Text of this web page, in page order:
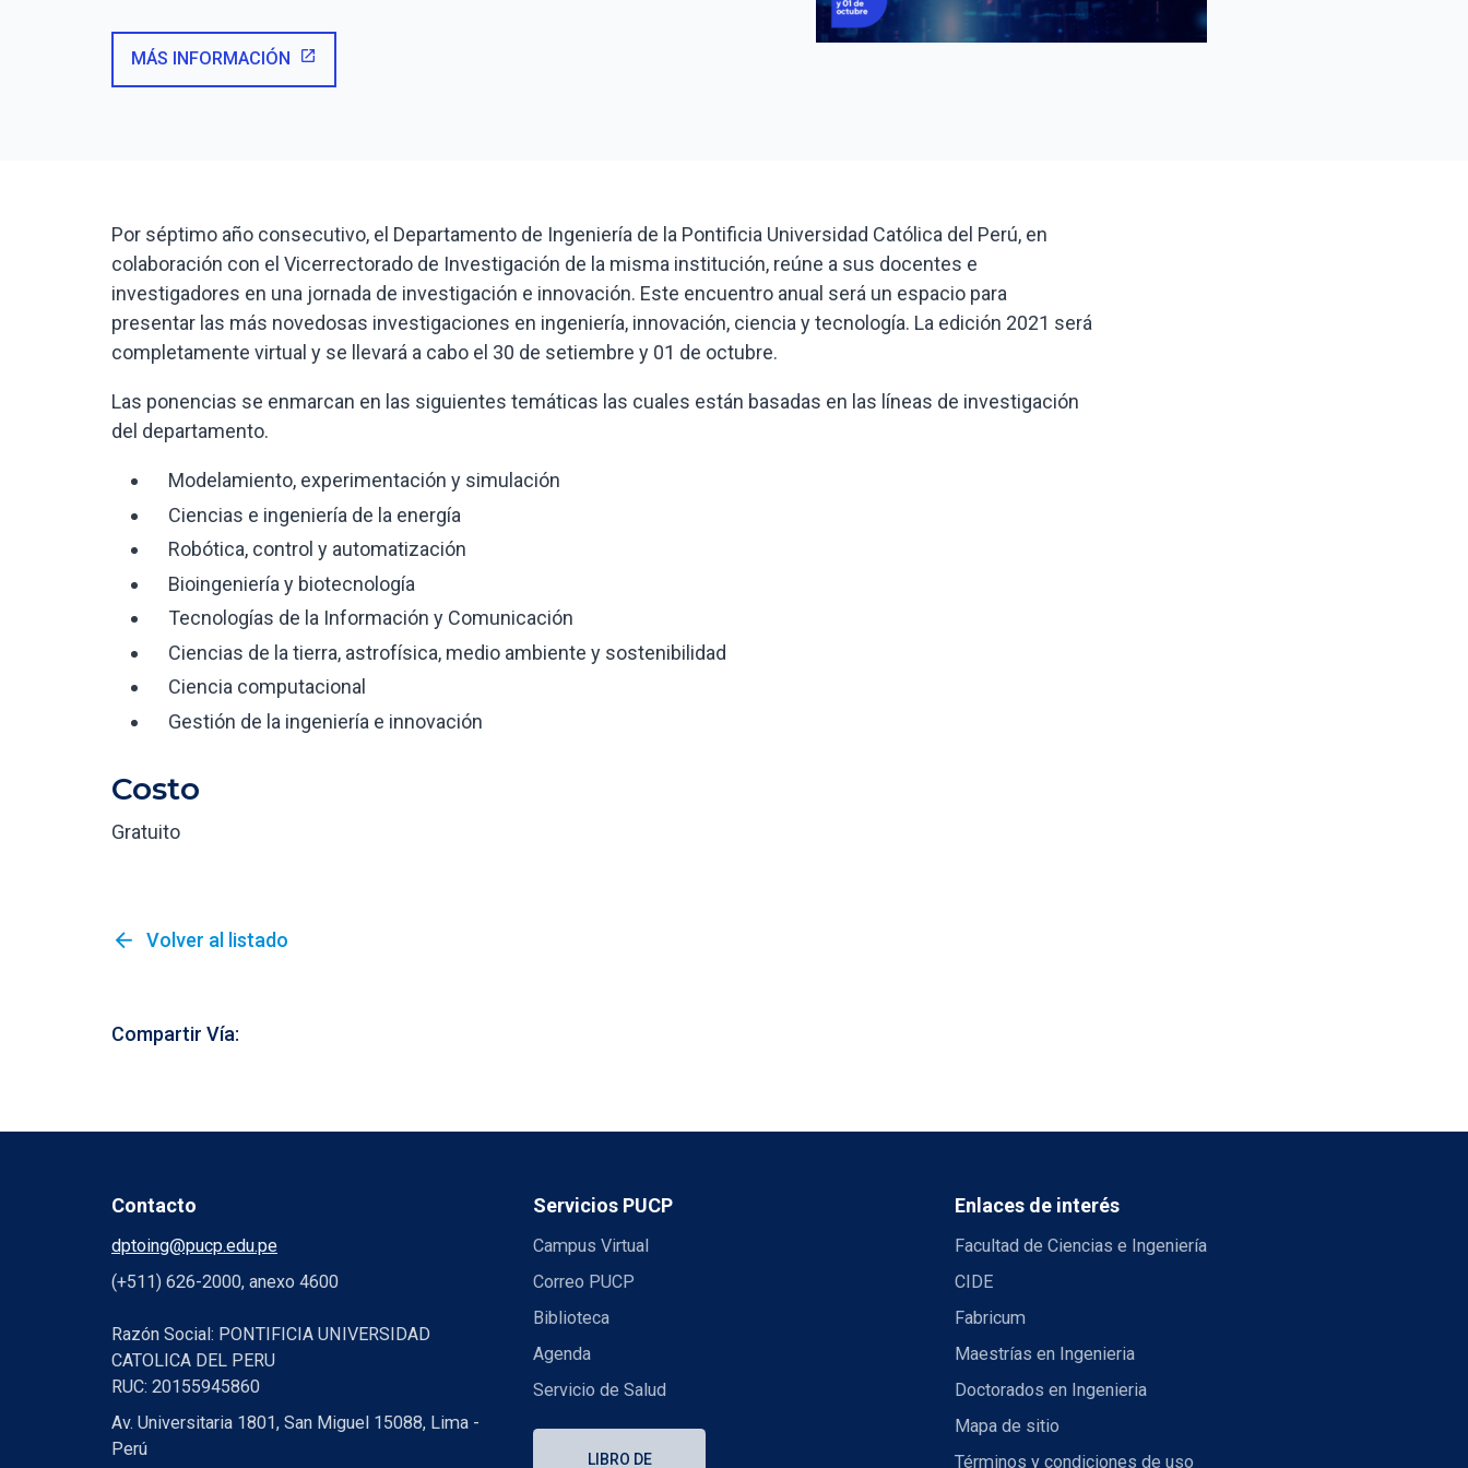
MÁS INFORMACIÓN open_in_new
Por séptimo año consecutivo, el Departamento de Ingeniería de la Pontificia Universidad Católica del Perú, en
colaboración con el Vicerrectorado de Investigación de la misma institución, reúne a sus docentes e
investigadores en una jornada de investigación e innovación. Este encuentro anual será un espacio para
presentar las más novedosas investigaciones en ingeniería, innovación, ciencia y tecnología. La edición 2021 será
completamente virtual y se llevará a cabo el 30 de setiembre y 01 de octubre.
Las ponencias se enmarcan en las siguientes temáticas las cuales están basadas en las líneas de investigación
del departamento.
Modelamiento, experimentación y simulación
Ciencias e ingeniería de la energía
Robótica, control y automatización
Bioingeniería y biotecnología
Tecnologías de la Información y Comunicación
Ciencias de la tierra, astrofísica, medio ambiente y sostenibilidad
Ciencia computacional
Gestión de la ingeniería e innovación
Costo
Gratuito
arrow_back Volver al listado
Compartir Vía:
Contacto
dptoing@pucp.edu.pe
(+511) 626-2000, anexo 4600
Razón Social: PONTIFICIA UNIVERSIDAD
CATOLICA DEL PERU
RUC: 20155945860
Av. Universitaria 1801, San Miguel 15088, Lima -
Perú
Servicios PUCP
Campus Virtual
Correo PUCP
Biblioteca
Agenda
Servicio de Salud
LIBRO DE
Enlaces de interés
Facultad de Ciencias e Ingeniería
CIDE
Fabricum
Maestrías en Ingenieria
Doctorados en Ingenieria
Mapa de sitio
Términos y condiciones de uso